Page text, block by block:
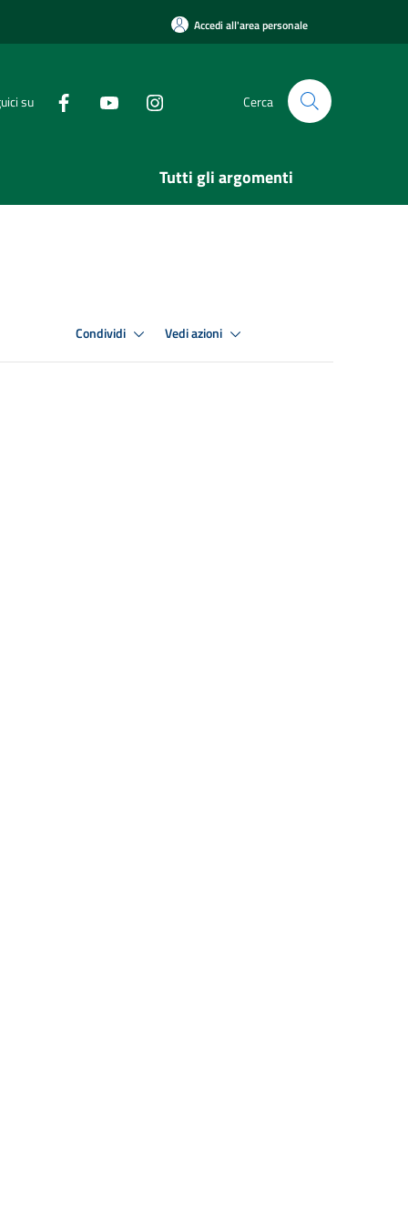
Accedi all'area personale
su Cerca
Tutti gli argomenti
Condividi Vedi azioni